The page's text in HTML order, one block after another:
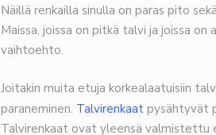
Näillä renkailla sinulla on paras pito
Maissa, joissa on pitkä talvi ja joissa
vaihtoehto.
Joitakin muita etuja korkealaatuisiin
paraneminen. Talvirenkaat pysähtyvät
Talvirenkaat ovat yleensä valmistettu